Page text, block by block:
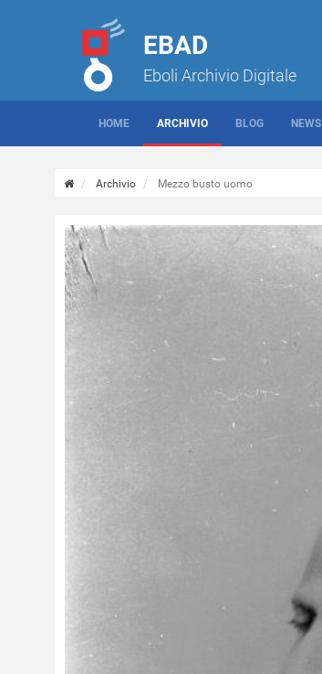
EBAD
Eboli Archivio Digitale
HOME ARCHIVIO BLOG NEWS
Archivio Mezzo busto uomo